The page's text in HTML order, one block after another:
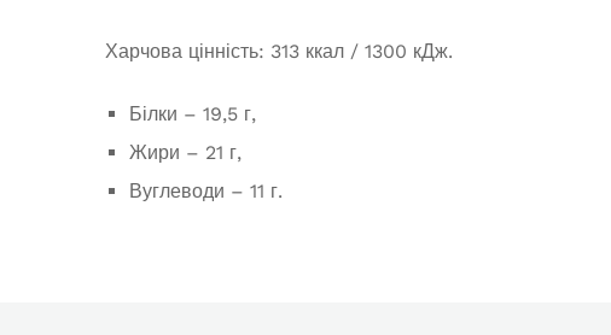
Харчова цінність: 313 ккал / 1300 кДж.
Білки – 19,5 г,
Жири – 21 г,
Вуглеводи – 11 г.